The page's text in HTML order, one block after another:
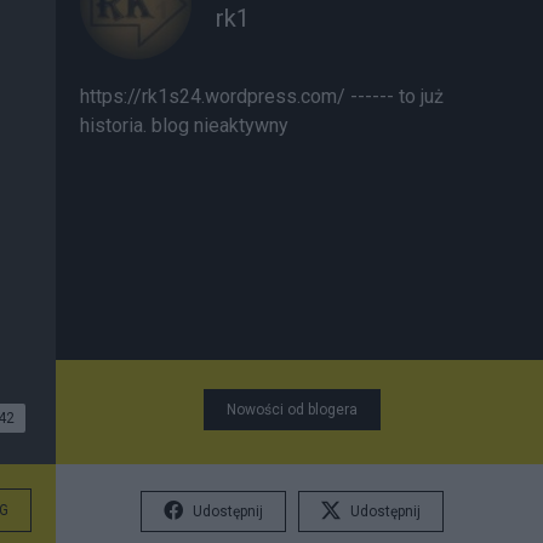
42
rk1
https://rk1s24.wordpress.com/ ------ to już
historia. blog nieaktywny
Nowości od blogera
Udostępnij Udostępnij